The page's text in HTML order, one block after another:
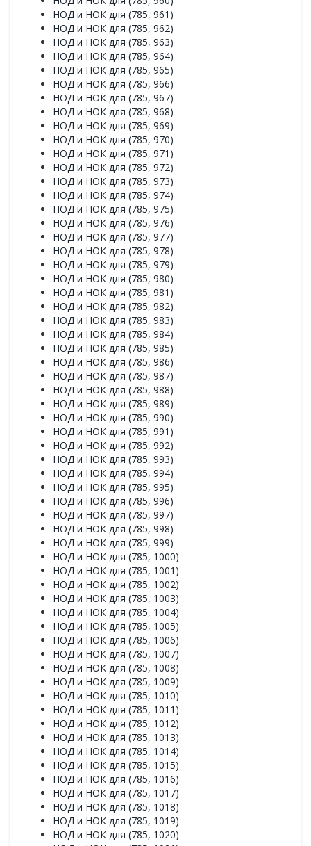
НОД и НОК для (785, 961)
НОД и НОК для (785, 962)
НОД и НОК для (785, 963)
НОД и НОК для (785, 964)
НОД и НОК для (785, 965)
НОД и НОК для (785, 966)
НОД и НОК для (785, 967)
НОД и НОК для (785, 968)
НОД и НОК для (785, 969)
НОД и НОК для (785, 970)
НОД и НОК для (785, 971)
НОД и НОК для (785, 972)
НОД и НОК для (785, 973)
НОД и НОК для (785, 974)
НОД и НОК для (785, 975)
НОД и НОК для (785, 976)
НОД и НОК для (785, 977)
НОД и НОК для (785, 978)
НОД и НОК для (785, 979)
НОД и НОК для (785, 980)
НОД и НОК для (785, 981)
НОД и НОК для (785, 982)
НОД и НОК для (785, 983)
НОД и НОК для (785, 984)
НОД и НОК для (785, 985)
НОД и НОК для (785, 986)
НОД и НОК для (785, 987)
НОД и НОК для (785, 988)
НОД и НОК для (785, 989)
НОД и НОК для (785, 990)
НОД и НОК для (785, 991)
НОД и НОК для (785, 992)
НОД и НОК для (785, 993)
НОД и НОК для (785, 994)
НОД и НОК для (785, 995)
НОД и НОК для (785, 996)
НОД и НОК для (785, 997)
НОД и НОК для (785, 998)
НОД и НОК для (785, 999)
НОД и НОК для (785, 1000)
НОД и НОК для (785, 1001)
НОД и НОК для (785, 1002)
НОД и НОК для (785, 1003)
НОД и НОК для (785, 1004)
НОД и НОК для (785, 1005)
НОД и НОК для (785, 1006)
НОД и НОК для (785, 1007)
НОД и НОК для (785, 1008)
НОД и НОК для (785, 1009)
НОД и НОК для (785, 1010)
НОД и НОК для (785, 1011)
НОД и НОК для (785, 1012)
НОД и НОК для (785, 1013)
НОД и НОК для (785, 1014)
НОД и НОК для (785, 1015)
НОД и НОК для (785, 1016)
НОД и НОК для (785, 1017)
НОД и НОК для (785, 1018)
НОД и НОК для (785, 1019)
НОД и НОК для (785, 1020)